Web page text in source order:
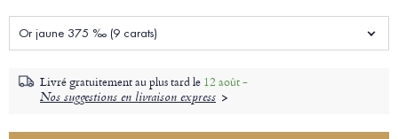
Or jaune 375 ‰ (9 carats)
Livré gratuitement au plus tard le 12 août -
Nos suggestions en livraison express